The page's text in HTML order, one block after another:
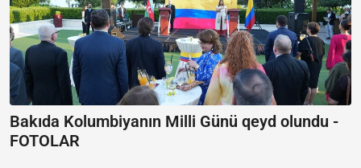
Bakıda Kolumbiyanın Milli Günü qeyd olundu -
FOTOLAR